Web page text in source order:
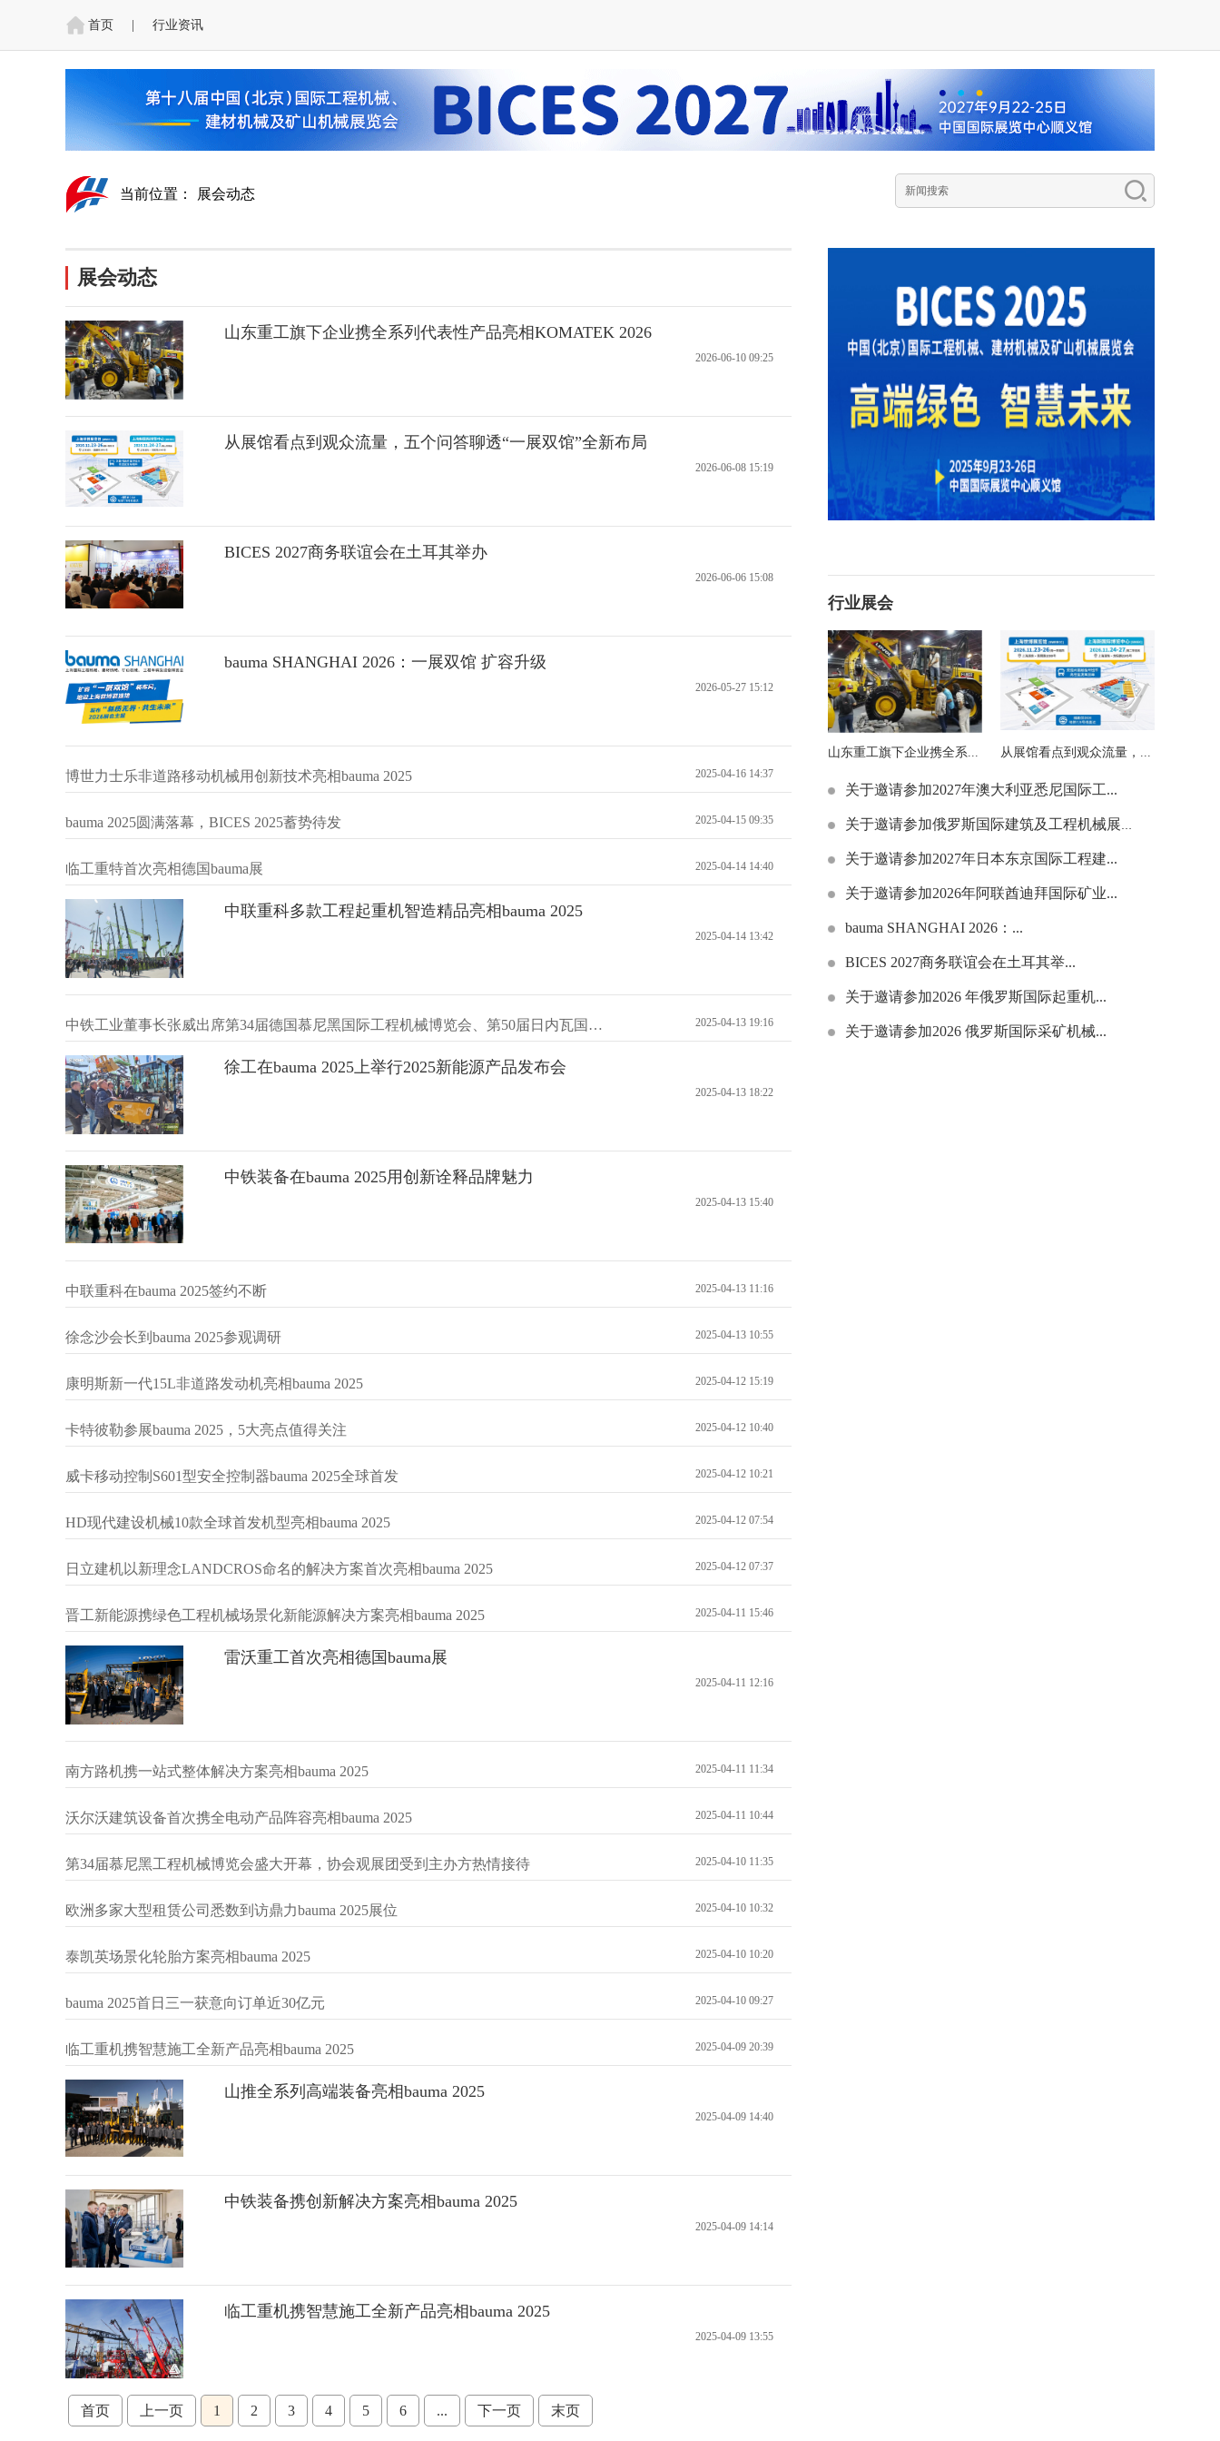
首页 行业资讯
当前位置： 展会动态
展会动态
山东重工旗下企业携全系列代表性产品亮相KOMATEK 2026
2026-06-10 09:25
从展馆看点到观众流量，五个问答聊透“一展双馆”全新布局
2026-06-08 15:19
BICES 2027商务联谊会在土耳其举办
2026-06-06 15:08
bauma SHANGHAI 2026：一展双馆 扩容升级
2026-05-27 15:12
博世力士乐非道路移动机械用创新技术亮相bauma 2025 2025-04-16 14:37
bauma 2025圆满落幕，BICES 2025蓄势待发 2025-04-15 09:35
临工重特首次亮相德国bauma展 2025-04-14 14:40
中联重科多款工程起重机智造精品亮相bauma 2025
2025-04-14 13:42
中铁工业董事长张威出席第34届德国慕尼黑国际工程机械博览会、第50届日内瓦国际发明展并调研所属单位 2025-04-13 19:16
徐工在bauma 2025上举行2025新能源产品发布会
2025-04-13 18:22
中铁装备在bauma 2025用创新诠释品牌魅力
2025-04-13 15:40
中联重科在bauma 2025签约不断 2025-04-13 11:16
徐念沙会长到bauma 2025参观调研 2025-04-13 10:55
康明斯新一代15L非道路发动机亮相bauma 2025 2025-04-12 15:19
卡特彼勒参展bauma 2025，5大亮点值得关注 2025-04-12 10:40
威卡移动控制S601型安全控制器bauma 2025全球首发 2025-04-12 10:21
HD现代建设机械10款全球首发机型亮相bauma 2025 2025-04-12 07:54
日立建机以新理念LANDCROS命名的解决方案首次亮相bauma 2025 2025-04-12 07:37
晋工新能源携绿色工程机械场景化新能源解决方案亮相bauma 2025 2025-04-11 15:46
雷沃重工首次亮相德国bauma展
2025-04-11 12:16
南方路机携一站式整体解决方案亮相bauma 2025 2025-04-11 11:34
沃尔沃建筑设备首次携全电动产品阵容亮相bauma 2025 2025-04-11 10:44
第34届慕尼黑工程机械博览会盛大开幕，协会观展团受到主办方热情接待 2025-04-10 11:35
欧洲多家大型租赁公司悉数到访鼎力bauma 2025展位 2025-04-10 10:32
泰凯英场景化轮胎方案亮相bauma 2025 2025-04-10 10:20
bauma 2025首日三一获意向订单近30亿元 2025-04-10 09:27
临工重机携智慧施工全新产品亮相bauma 2025 2025-04-09 20:39
山推全系列高端装备亮相bauma 2025
2025-04-09 14:40
中铁装备携创新解决方案亮相bauma 2025
2025-04-09 14:14
临工重机携智慧施工全新产品亮相bauma 2025
2025-04-09 13:55
首页 上一页 1 2 3 4 5 6 ... 下一页 末页
行业展会
山东重工旗下企业携全系... 从展馆看点到观众流量，...
关于邀请参加2027年澳大利亚悉尼国际工...
关于邀请参加俄罗斯国际建筑及工程机械展览...
关于邀请参加2027年日本东京国际工程建...
关于邀请参加2026年阿联酋迪拜国际矿业...
bauma SHANGHAI 2026：...
BICES 2027商务联谊会在土耳其举...
关于邀请参加2026 年俄罗斯国际起重机...
关于邀请参加2026 俄罗斯国际采矿机械...